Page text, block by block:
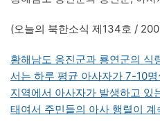
(오늘의 북한소식 제134호 /
황해남도 옹진군과 룡연군의 식
서는 하루 평균 아사자가 7-10
지역에서 아사자가 발생하고 있
태여서 주민들의 아사 행렬이